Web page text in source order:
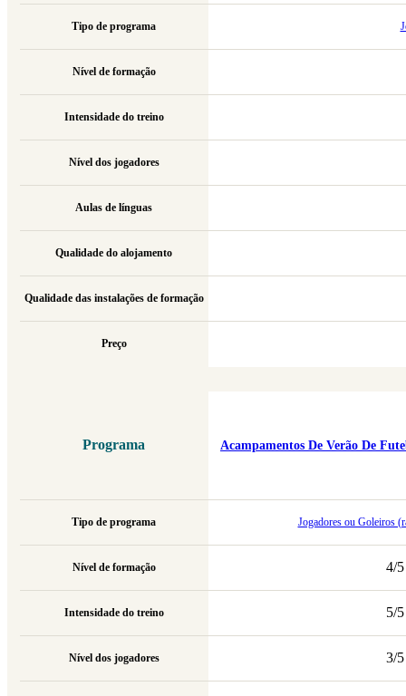
Tipo de programa
Nível de formação
Intensidade do treino
Nível dos jogadores
Aulas de línguas
Qualidade do alojamento
Qualidade das instalações de formação
Preço
Programa
Tipo de programa
Nível de formação
Intensidade do treino
Nível dos jogadores
Acampamentos De Verão De
Jogadores ou Goleiros
4/5
5/5
3/5